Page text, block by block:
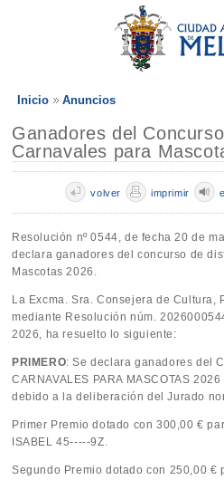
Inicio Anuncios
Ganadores del
Carnavales para
imprimir
volver
Resolución nº 0544, de fecha 20 de
declara ganadores del concurso de
Mascotas 2026.
La Excma. Sra. Consejera de Cultura,
mediante Resolución núm.
2026, ha resuelto lo siguiente:
PRIMERO: Se declara ganadores del
CARNAVALES PARA MASCOTAS
debido a la deliberación del Jurado
Primer Premio dotado con 300,00 €
ISABEL 45-----9Z.
Segundo Premio dotado con 250,00 €